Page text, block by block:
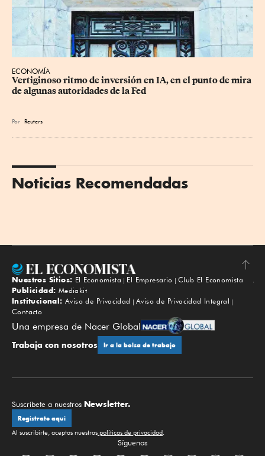
ECONOMÍA
Vertiginoso ritmo de inversión en IA, en el punto de mira
de algunas autoridades de la Fed
Por Reuters
Noticias Recomendadas
Subir
Nuestros Sitios: El Economista El Empresario
Club El Economista
Publicidad: Mediakit
Institucional: Aviso de Privacidad
Aviso de Privacidad Integral
Contacto
Una empresa de Nacer Global
Trabaja con nosotros Ir a la bolsa de trabajo
Suscríbete a nuestros Newsletter.
Regístrate aquí
Al suscribirte, aceptas nuestras políticas de privacidad
Síguenos